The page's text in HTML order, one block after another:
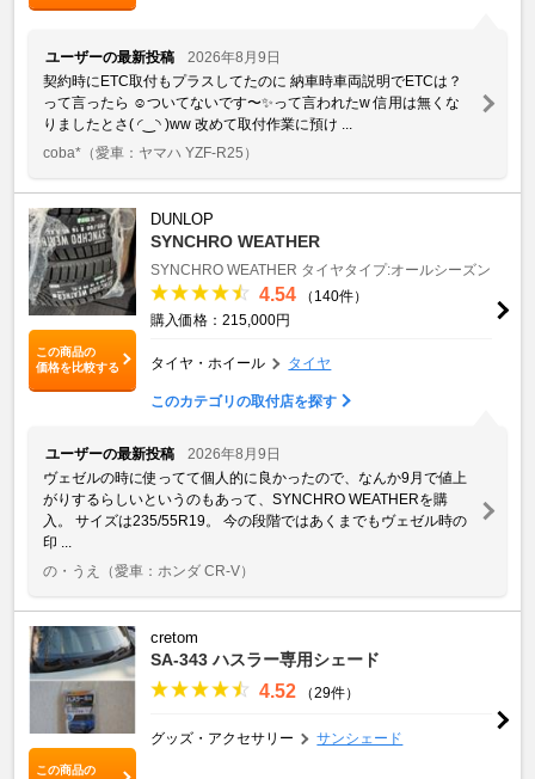
ユーザーの最新投稿
2026年8月9日
契約時にETC取付もプラスしてたのに 納車時車両説明でETCは？
って言ったら ☺️ついてないです〜✨って言われたw 信用は無くな
りましたとさ(⁠ ⁠◜⁠‿⁠◝⁠ ⁠)⁠ww 改めて取付作業に預け ...
coba* （愛車：ヤマハ YZF-R25）
この商品の
価格を比較する
DUNLOP
SYNCHRO WEATHER
SYNCHRO WEATHER タイヤタイプ:オールシーズン
4.54
（140件）
購入価格：215,000円
タイヤ・ホイール タイヤ
このカテゴリの取付店を探す
ユーザーの最新投稿
2026年8月9日
ヴェゼルの時に使ってて個人的に良かったので、なんか9月で値上
がりするらしいというのもあって、SYNCHRO WEATHERを購
入。 サイズは235/55R19。 今の段階ではあくまでもヴェゼル時の
印 ...
の・うえ
（愛車：ホンダ CR-V）
この商品の
cretom
SA-343 ハスラー専用シェード
4.52 （29件）
グッズ・アクセサリー サンシェード